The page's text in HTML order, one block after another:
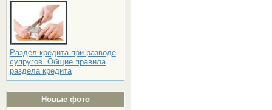
Раздел кредита при разводе
супругов. Общие правила
раздела кредита
Новые фото